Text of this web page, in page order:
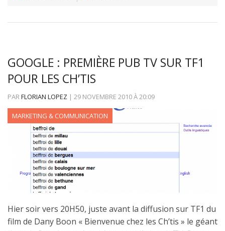
GOOGLE : PREMIÈRE PUB TV SUR TF1
POUR LES CH’TIS
PARFLORIAN LOPEZ | 29 NOVEMBRE 2010À20:09
MARKETING & COMMUNICATION
Hier soir vers 20H50, juste avant la diffusion sur TF1 du
film de Dany Boon « Bienvenue chez les Ch’tis » le géant